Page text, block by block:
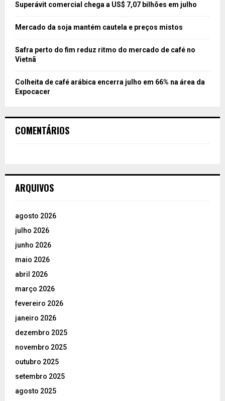
Superávit comercial chega a US$ 7,07 bilhões em julho
Mercado da soja mantém cautela e preços mistos
Safra perto do fim reduz ritmo do mercado de café no
Vietnã
Colheita de café arábica encerra julho em 66% na área da
Expocacer
COMENTÁRIOS
ARQUIVOS
agosto 2026
julho 2026
junho 2026
maio 2026
abril 2026
março 2026
fevereiro 2026
janeiro 2026
dezembro 2025
novembro 2025
outubro 2025
setembro 2025
agosto 2025